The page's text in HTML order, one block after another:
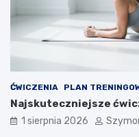
ĆWICZENIA PLAN
Najskuteczniejsze
1 sierpnia 2026